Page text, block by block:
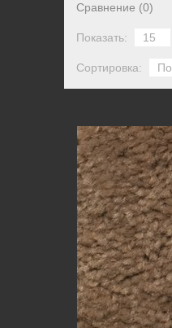
Сравнение (0)
Показать:
Сортировка: